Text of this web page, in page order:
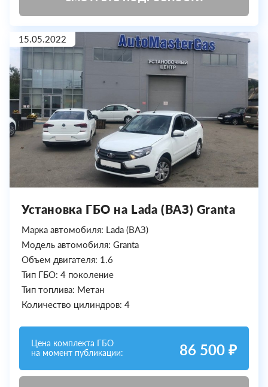
15.05.2022
Установка ГБО на Lada (ВАЗ) Granta
Марка автомобиля: Lada (ВАЗ)
Модель автомобиля: Granta
Объем двигателя: 1.6
Тип ГБО: 4 поколение
Тип топлива: Метан
Количество цилиндров: 4
Цена комплекта ГБО
на момент публикации:
86 500 ₽